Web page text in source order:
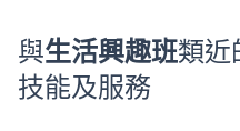
與生活興趣班類近
技能及服務